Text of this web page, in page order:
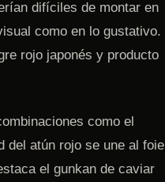
difíciles de montar en
como en lo gustativo.
rojo japonés y producto
como el
del atún rojo se une al foie
el gunkan de caviar